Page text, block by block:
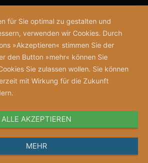
für Sie optimal zu gestalten und
verwenden wir Cookies. Durch
»Akzeptieren« stimmen Sie der
den Button »mehr« können Sie
Sie zulassen wollen. Sie können
mit Wirkung für die Zukunft
ALLE AKZEPTIEREN
MEHR